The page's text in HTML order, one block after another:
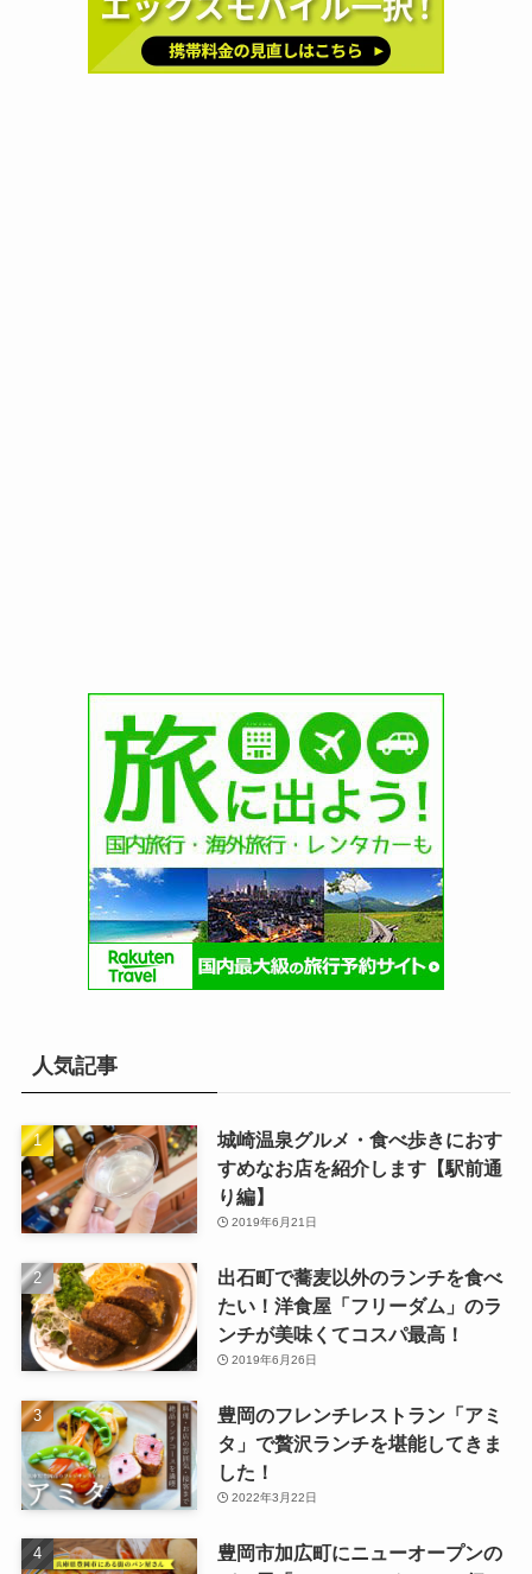
人気記事
城崎温泉グルメ・食べ歩きにおす
すめなお店を紹介します【駅前通
り編】
2019年6月21日
出石町で蕎麦以外のランチを食べ
たい！洋食屋「フリーダム」のラ
ンチが美味くてコスパ最高！
2019年6月26日
豊岡のフレンチレストラン「アミ
タ」で贅沢ランチを堪能してきま
した！
2022年3月22日
豊岡市加広町にニューオープンの